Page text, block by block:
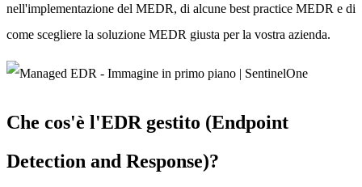
nell'implementazione del MEDR, di alcune best practice MEDR e di
come scegliere la soluzione MEDR giusta per la vostra azienda.
Che cos'è l'EDR gestito (Endpoint
Detection and Response)?